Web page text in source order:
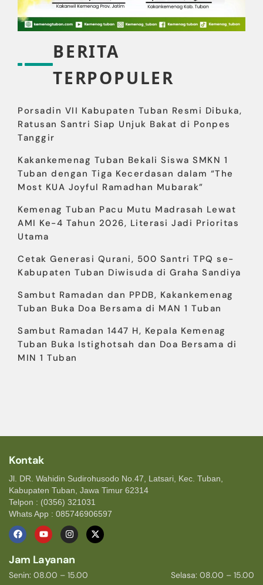
BERITA
TERPOPULER
Porsadin VII Kabupaten Tuban Resmi Dibuka,
Ratusan Santri Siap Unjuk Bakat di Ponpes
Tanggir
Kakankemenag Tuban Bekali Siswa SMKN 1
Tuban dengan Tiga Kecerdasan dalam “The
Most KUA Joyful Ramadhan Mubarak”
Kemenag Tuban Pacu Mutu Madrasah Lewat
AMI Ke-4 Tahun 2026, Literasi Jadi Prioritas
Utama
Cetak Generasi Qurani, 500 Santri TPQ se-
Kabupaten Tuban Diwisuda di Graha Sandiya
Sambut Ramadan dan PPDB, Kakankemenag
Tuban Buka Doa Bersama di MAN 1 Tuban
Sambut Ramadan 1447 H, Kepala Kemenag
Tuban Buka Istighotsah dan Doa Bersama di
MIN 1 Tuban
Kontak
Jl. DR. Wahidin Sudirohusodo No.47, Latsari, Kec. Tuban,
Kabupaten Tuban, Jawa Timur 62314
Telpon : (0356) 321031
Whats App : 085746906597
Jam Layanan
Senin: 08.00 – 15.00 Selasa: 08.00 – 15.00